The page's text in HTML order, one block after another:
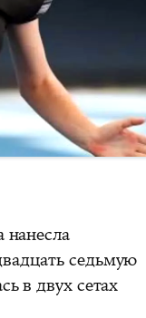
нанесла
седьмую
в двух сетах